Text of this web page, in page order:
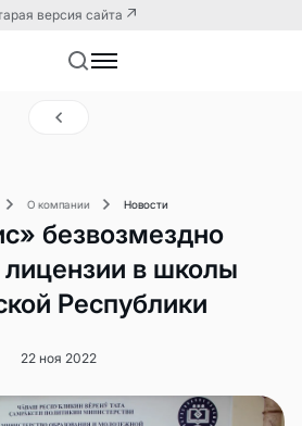
версия сайта
О компании Новости
безвозмездно
лицензии в школы
Республики
22 ноя 2022